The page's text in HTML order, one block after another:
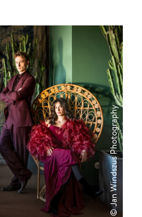
© Jan Windszus Photography